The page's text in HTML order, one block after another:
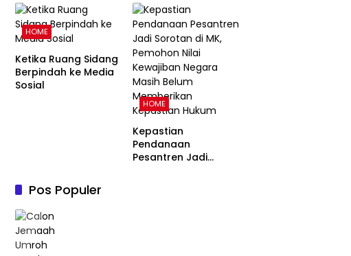
Membangun
Keluarga Harmonis
dalam Perspektif
Pentingnya Ruang
Refleksi
HOME
Ketika Ruang Sidang
Berpindah ke Media
Sosial
HOME
Kepastian
Pendanaan
Pesantren Jadi
Pos Populer